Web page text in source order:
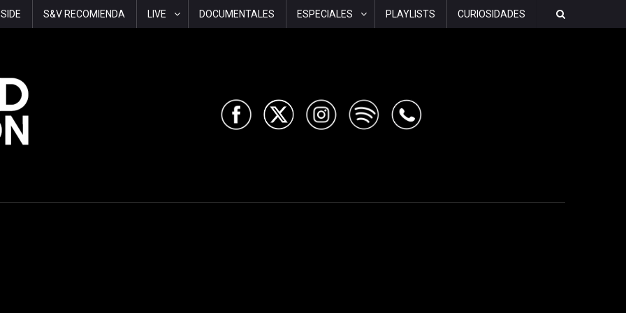
S&V RECOMIENDA LIVE DOCUMENTALES ESPECIALES PLAYLISTS CURIOSIDADES